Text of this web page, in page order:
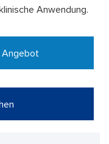
Anwendung.
Angebot